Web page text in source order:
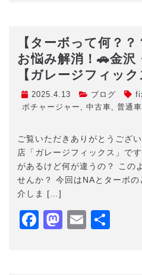
【ターボって何？
お悩み解消！🚗金沢
【ガレージフィッ
2025.4.13 ブログ
ボチャージャー , 中古車, 普通車
ご覧いただきありがとうござ
店「ガレージフィックス」で
があるけど何が違うの？ この
せんか？ 今回はNAとターボ
介しま […]
Facebook
Mastodon
Email